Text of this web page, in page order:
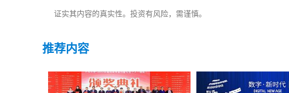
证实其内容的真实性。投资有风险，需谨慎。
推荐内容